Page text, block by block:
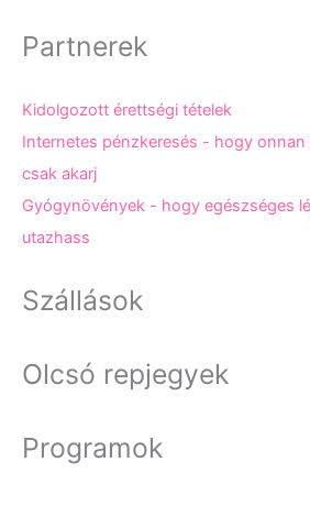
Partnerek
Kidolgozott érettségi tételek
Internetes pénzkeresés - hogy
csak akarj
Gyógynövények - hogy egészséges
utazhass
Szállások
Olcsó repjegyek
Programok